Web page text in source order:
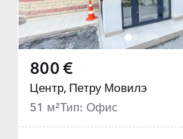
800 €
Центр, Петру Мовилэ
51 м²Тип: Офис